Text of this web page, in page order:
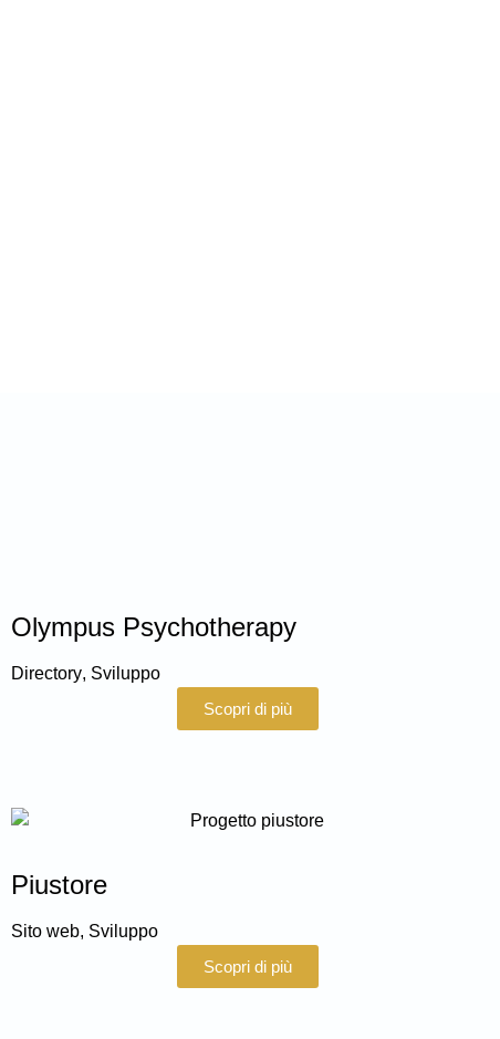
Olympus Psychotherapy
Directory, Sviluppo
Scopri di più
Piustore
Sito web, Sviluppo
Scopri di più